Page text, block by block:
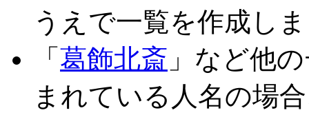
うえで一覧を作成し
「 葛飾北斎 」など他
まれている人名の場